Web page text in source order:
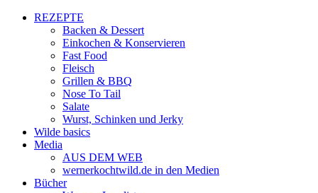
REZEPTE
Backen & Dessert
Einkochen & Konservieren
Fast Food
Fleisch
Grillen & BBQ
Nose To Tail
Salate
Wurst, Schinken und Jerky
Wilde basics
Media
AUS DEM WEB
wernerkochtwild.de in den Medien
Bücher